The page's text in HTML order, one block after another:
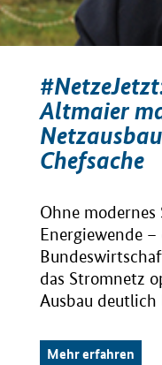
Altmaier
Chefsache
Ohne
Energiewende
das Stromnetz
Ausbau deutlich
Mehr erfahren